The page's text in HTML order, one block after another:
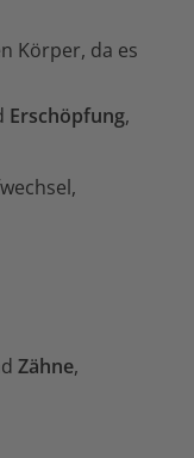
Körper, da es
Erschöpfung,
Zähne,